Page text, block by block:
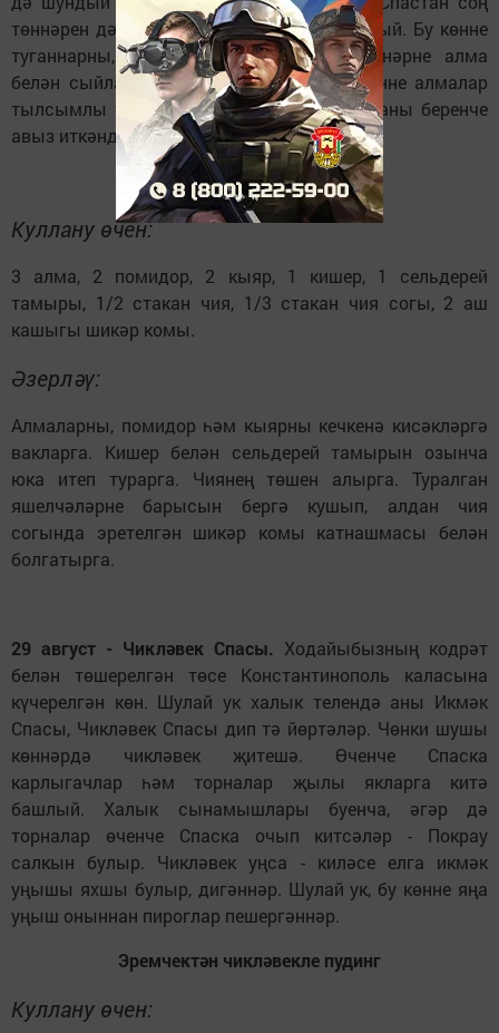
төннәрен дә сизелерлек салкынайта башлый. Бу көнне
туганнарны, балаларны, бигрәк тә ятимнәрне алма
белән сыйлаганнар. Ышану буенча, бу көнне алмалар
тылсымлы үзлеккә ия булалар икән. Алманы беренче
авыз иткәндә теләк әйтә торган булганнар.
Алмалы яшелчә салаты
Куллану өчен:
3 алма, 2 помидор, 2 кыяр, 1 кишер, 1 сельдерей
тамыры, 1/2 стакан чия, 1/3 стакан чия согы, 2 аш
кашыгы шикәр комы.
Әзерләү:
Алмаларны, помидор һәм кыярны кечкенә кисәкләргә
вакларга. Кишер белән сельдерей тамырын озынча
юка итеп турарга. Чиянең төшен алырга. Туралган
яшелчәләрне барысын бергә кушып, алдан чия
согында эретелгән шикәр комы катнашмасы белән
болгатырга.
29 август - Чикләвек Спасы. Ходайыбызның кодрәт
белән төшерелгән төсе Константинополь каласына
күчерелгән көн. Шулай ук халык телендә аны Икмәк
Спасы, Чикләвек Спасы дип тә йөртәләр. Чөнки шушы
көннәрдә чикләвек җитешә. Өченче Спаска
карлыгачлар һәм торналар җылы якларга китә
башлый. Халык сынамышлары буенча, әгәр дә
торналар өченче Спаска очып китсәләр - Покрау
салкын булыр. Чикләвек уңса - киләсе елга икмәк
уңышы яхшы булыр, дигәннәр. Шулай ук, бу көнне яңа
уңыш оныннан пироглар пешергәннәр.
Эремчектән чикләвекле пудинг
Куллану өчен: